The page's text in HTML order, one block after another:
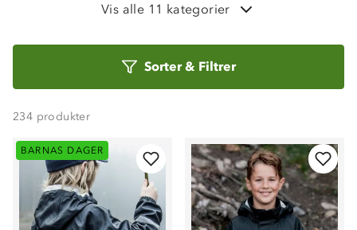
Ponchoer og Anorakker
Vis alle 11 kategorier
Sorter& Filtrer
234 produkter
BARNAS DAGER